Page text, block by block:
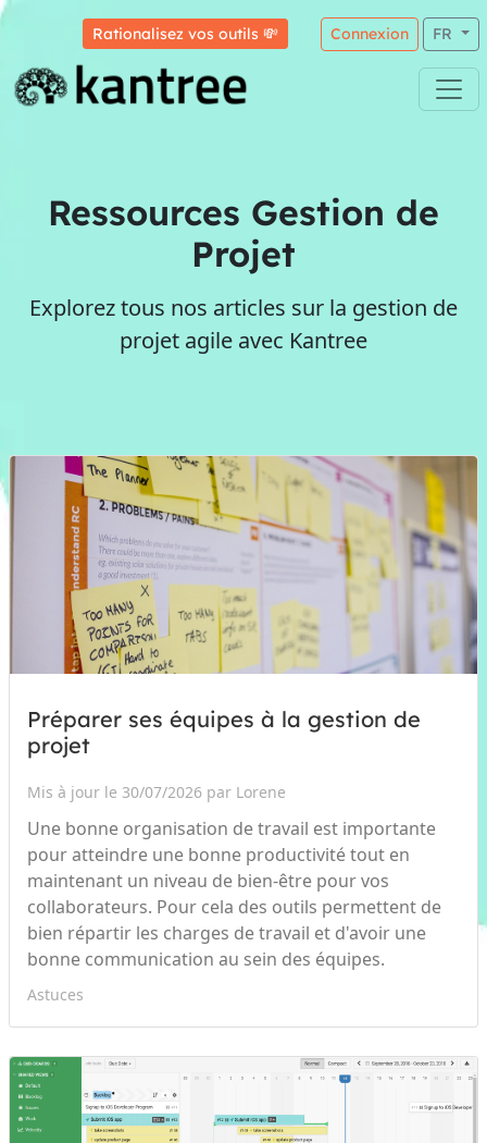
Rationalisez vos outils 💸 Connexion FR
Ressources Gestion de
Projet
Explorez tous nos articles sur la gestion de
projet agile avec Kantree
Préparer ses équipes à la gestion de
projet
Mis à jour le 30/07/2026 par Lorene
Une bonne organisation de travail est importante
pour atteindre une bonne productivité tout en
maintenant un niveau de bien-être pour vos
collaborateurs. Pour cela des outils permettent de
bien répartir les charges de travail et d'avoir une
bonne communication au sein des équipes.
Astuces